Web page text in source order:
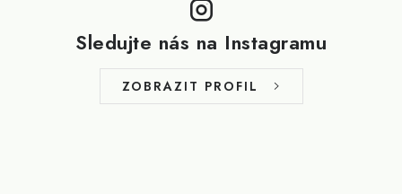
Sledujte nás na Instagramu
ZOBRAZIT PROFIL